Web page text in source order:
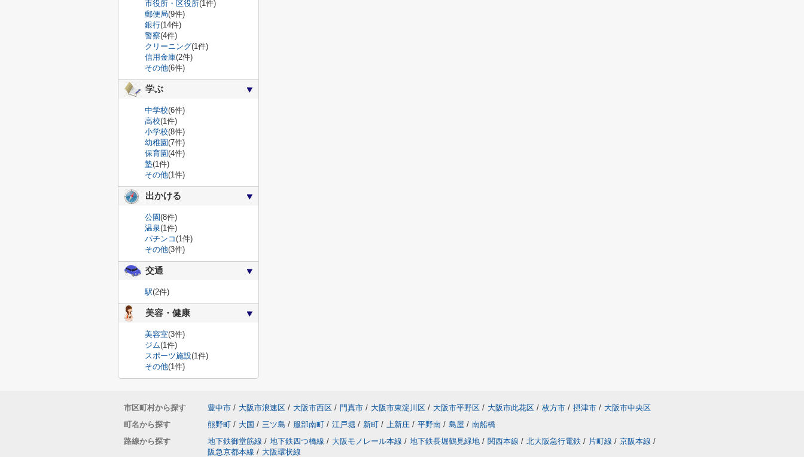
市役所・区役所(1件)
郵便局(9件)
銀行(14件)
警察(4件)
クリーニング(1件)
信用金庫(2件)
その他(6件)
学ぶ
中学校(6件)
高校(1件)
小学校(8件)
幼稚園(7件)
保育園(4件)
塾(1件)
その他(1件)
出かける
公園(8件)
温泉(1件)
パチンコ(1件)
その他(3件)
交通
駅(2件)
美容・健康
美容室(3件)
ジム(1件)
スポーツ施設(1件)
その他(1件)
市区町村から探す 豊中市 / 大阪市浪速区 / 大阪市西区 / 門真市 / 大阪市東淀川区 / 大阪市平野区 / 大阪市此花区 / 枚方市 / 摂津市 / 大阪市中央区
町名から探す
熊野町 / 大国 / 三ツ島 / 服部南町 / 江戸堀 / 新町 / 上新庄 / 平野南 / 島屋 / 南船橋
路線から探す
地下鉄御堂筋線 / 地下鉄四つ橋線 / 大阪モノレール本線 / 地下鉄長堀鶴見緑地 / 関西本線 / 北大阪急行電鉄 / 片町線 / 京阪本線 /
阪急京都本線 / 大阪環状線